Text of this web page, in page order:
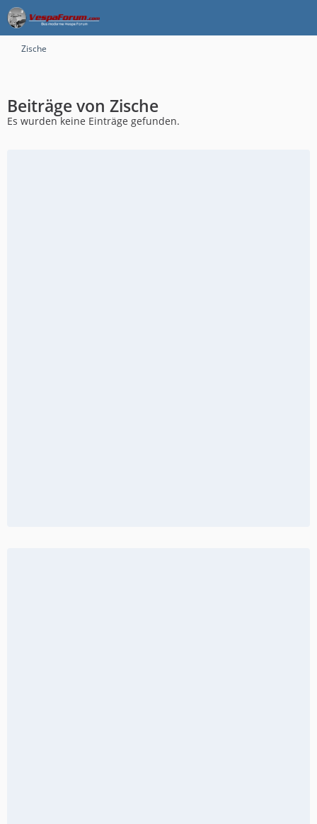
Zische
Beiträge von Zische
Es wurden keine Einträge gefunden.